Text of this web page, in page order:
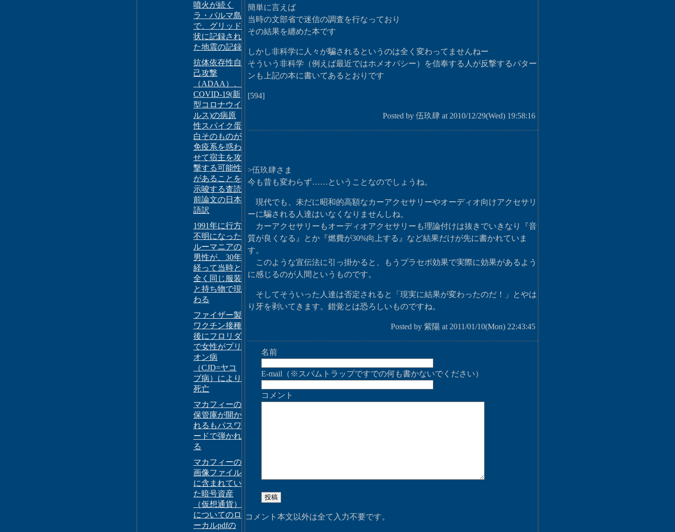
噴火が続く
ラ・パルマ島
で、グリッド
状に記録され
た地震の記録
抗体依存性自
己攻撃
（ADAA）、
COVID-19(新
型コロナウイ
ルス)の病原
性スパイク蛋
白そのものが
免疫系を惑わ
せて宿主を攻
撃する可能性
があることを
示唆する査読
前論文の日本
語訳
1991年に行方
不明になった
ルーマニアの
男性が、30年
経って当時と
全く同じ服装
と持ち物で現
わる
ファイザー製
ワクチン接種
後にフロリダ
で女性がプリ
オン病
（CJD=ヤコ
ブ病）により
死亡
マカフィーの
保管庫が開か
れるもパスワ
ードで弾かれ
る
マカフィーの
画像ファイル
に含まれてい
た暗号資産
（仮想通貨）
についてのロ
ーカルpdfの
簡単に言えば
当時の文部省で迷信の調査を行なっており
その結果を纏めた本です
しかし非科学に人々が騙されるというのは全く変わってませんねー
そういう非科学（例えば最近ではホメオパシー）を信奉する人が反撃するパター
ンも上記の本に書いてあるとおりです
[594]
Posted by 伍玖肆 at 2010/12/29(Wed) 19:58:16
>伍玖肆さま
今も昔も変わらず……ということなのでしょうね。
現代でも、未だに昭和的高額なカーアクセサリーやオーディオ向けアクセサリ
ーに騙される人達はいなくなりませんしね。
カーアクセサリーもオーディオアクセサリーも理論付けは抜きでいきなり『音
質が良くなる』とか『燃費が30%向上する』など結果だけが先に書かれていま
す。
このような宣伝法に引っ掛かると、もうプラセボ効果で実際に効果があるよう
に感じるのが人間というものです。
そしてそういった人達は否定されると「現実に結果が変わったのだ！」とやは
り牙を剥いてきます。錯覚とは恐ろしいものですね。
Posted by 紫陽 at 2011/01/10(Mon) 22:43:45
名前
E-mail（※スパムトラップですでの何も書かないでください）
コメント
コメント本文以外は全て入力不要です。